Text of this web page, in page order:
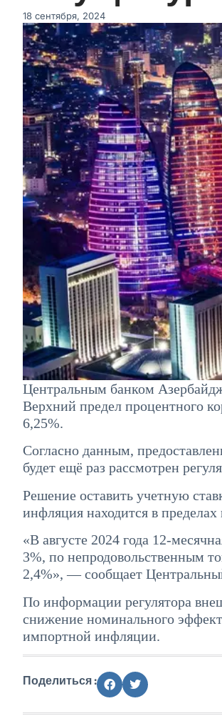
18 сентября, 2024
Центральным банком
Верхний предел процентного
6,25%.
Согласно данным,
будет ещё раз рассмотрен
Решение оставить учетную
инфляция находится в
«В августе 2024 года 12-
3%, по непродовольственным
2,4%», — сообщает
По информации регулятора
снижение номинального
импортной инфляции.
Поделиться :